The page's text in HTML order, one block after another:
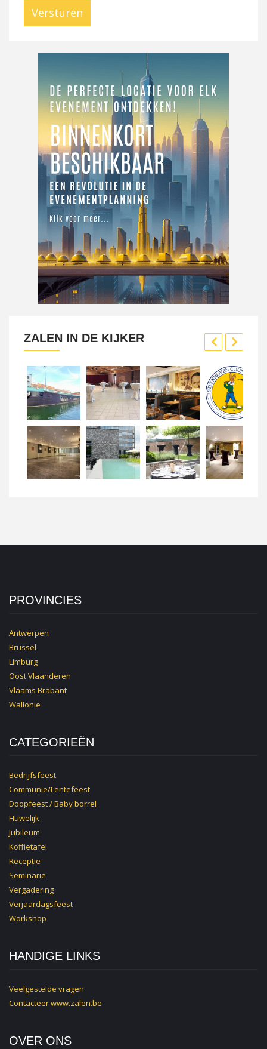
Versturen
ZALEN IN DE KIJKER
PROVINCIES
Antwerpen
Brussel
Limburg
Oost Vlaanderen
Vlaams Brabant
Wallonie
CATEGORIEËN
Bedrijfsfeest
Communie/Lentefeest
Doopfeest / Baby borrel
Huwelijk
Jubileum
Koffietafel
Receptie
Seminarie
Vergadering
Verjaardagsfeest
Workshop
HANDIGE LINKS
Veelgestelde vragen
Contacteerwww.zalen.be
OVER ONS